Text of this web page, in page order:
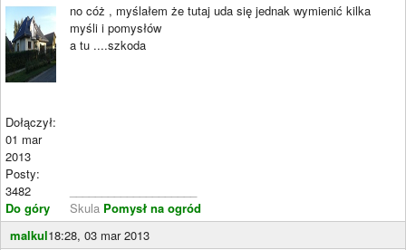
Dołączył:
01 mar
2013
Posty:
3482
Do góry
no cóż , myślałem że tutaj uda się jednak wymienić kilka
myśli i pomysłów
a tu ....szkoda
Skula Pomysł na ogród
malkul18:28, 03 mar 2013